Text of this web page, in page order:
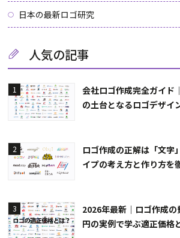
日本の最新ロゴ研究
人気の記事
1
会社ロゴ作成完全ガイド
の土台となるロゴデザイ
2
ロゴ作成の正解は「文字
イプの考え方と作り方を
3
2026年最新｜ロゴ作成
円の実例で学ぶ適正価格